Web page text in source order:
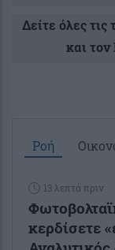
Δείτε όλες τις
και
Ροή
13 λεπτά πριν
κερδίσετε